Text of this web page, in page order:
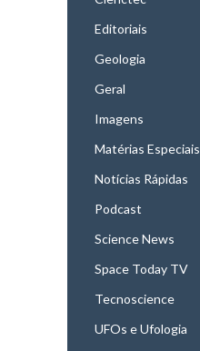
Editoriais
Geologia
Geral
Imagens
Matérias Especiais
Notícias Rápidas
Podcast
Science News
Space Today TV
Tecnoscience
UFOs e Ufologia